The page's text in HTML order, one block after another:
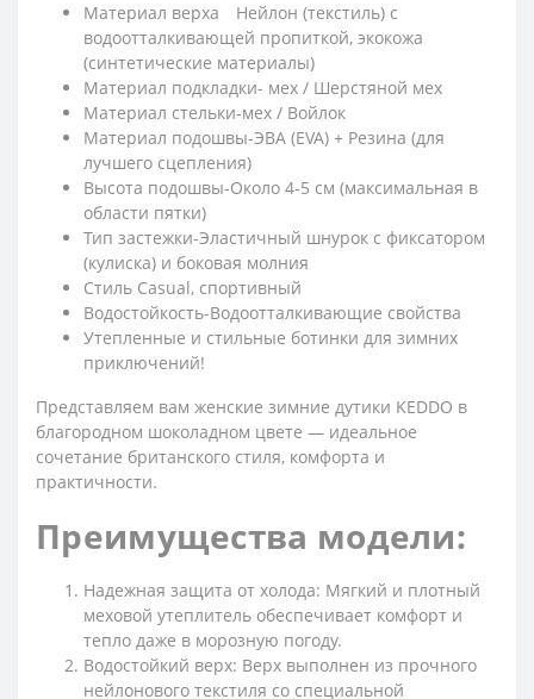
Материал верха
Нейлон (текстиль) с
водоотталкивающей пропиткой, экокожа
(синтетические материалы)
Материал подкладки- мех / Шерстяной мех
Материал стельки-мех / Войлок
Материал подошвы-ЭВА (EVA) + Резина (для
лучшего сцепления)
Высота подошвы-Около 4-5 см (максимальная в
области пятки)
Тип застежки-Эластичный шнурок с фиксатором
(кулиска) и боковая молния
Стиль Casual, спортивный
Водостойкость-Водоотталкивающие свойства
Утепленные и стильные ботинки для зимних
приключений!
Представляем вам женские зимние дутики KEDDO в
благородном шоколадном цвете — идеальное
сочетание британского стиля, комфорта и
практичности.
Преимущества модели:
Надежная защита от холода: Мягкий и плотный
меховой утеплитель обеспечивает комфорт и
тепло даже в морозную погоду.
Водостойкий верх: Верх выполнен из прочного
нейлонового текстиля со специальной